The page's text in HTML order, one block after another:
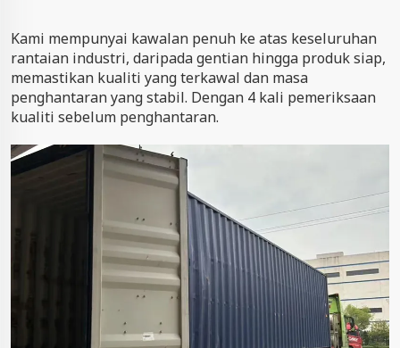
Kami mempunyai kawalan penuh ke atas keseluruhan
rantaian industri, daripada gentian hingga produk siap,
memastikan kualiti yang terkawal dan masa
penghantaran yang stabil. Dengan 4 kali pemeriksaan
kualiti sebelum penghantaran.